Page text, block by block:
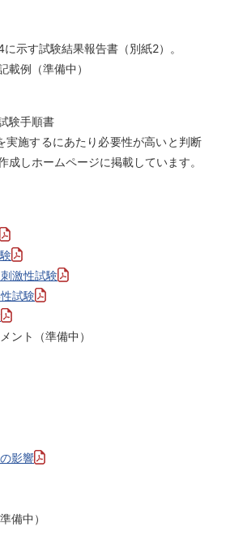
示す試験結果報告書（別紙2）。
載例（準備中）
験手順書
施するにあたり必要性が高いと判断
成しホームページに掲載しています。
激性試験
試験
ト（準備中）
影響
備中）